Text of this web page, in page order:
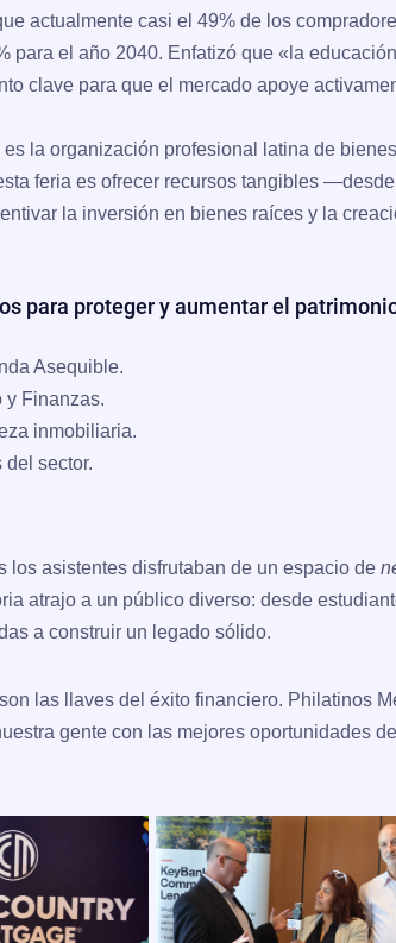
actualmente casi el 49% de los
para el año 2040. Enfatizó que «la
clave para que el mercado apoye
la organización profesional latina de
feria es ofrecer recursos tangibles —desde
la inversión en bienes raíces y la
para proteger y aumentar el
Asequible.
y Finanzas.
inmobiliaria.
del sector.
los asistentes disfrutaban de un espacio de
atrajo a un público diverso: desde
a construir un legado sólido.
las llaves del éxito financiero. Philatinos
gente con las mejores oportunidades